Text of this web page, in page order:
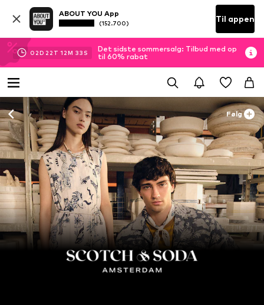
ABOUT YOU App
(152.700) Til appen
02D 22 T 12M 31 S
Det sidste sommersalg: Tilbud med op
til 60% rabat
Følg